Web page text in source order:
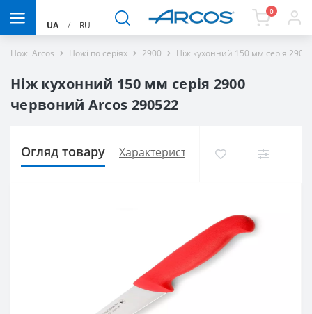
UA / RU
0
Ножі Arcos Ножі по серіях 2900 Ніж кухонний 150 мм серія
Ніж кухонний 150 мм серія 2900
червоний Arcos 290522
Огляд товару Характеристики Доставка і